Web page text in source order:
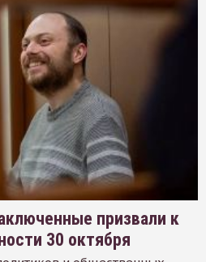
призвали к
30 октября